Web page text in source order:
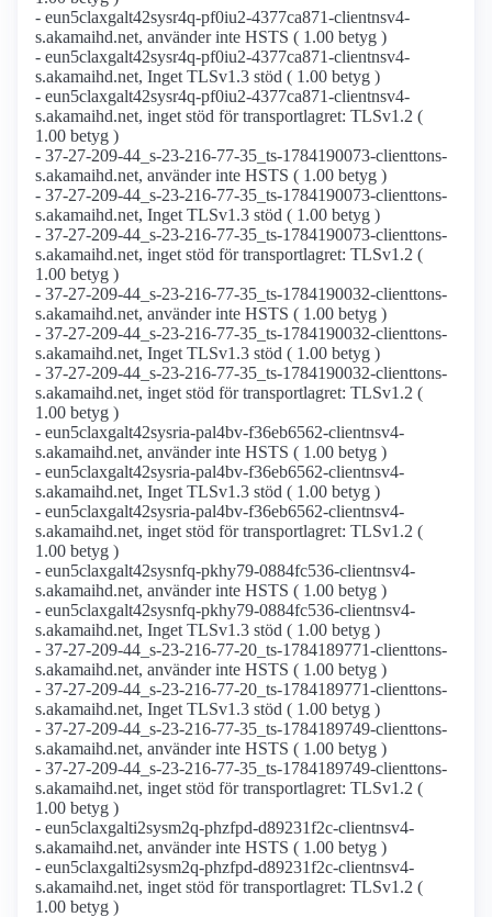
- eun5claxgalt42sysr4q-pf0iu2-4377ca871-clientnsv4-
s.akamaihd.net, använder inte HSTS ( 1.00 betyg )
- eun5claxgalt42sysr4q-pf0iu2-4377ca871-clientnsv4-
s.akamaihd.net, Inget TLSv1.3 stöd ( 1.00 betyg )
- eun5claxgalt42sysr4q-pf0iu2-4377ca871-clientnsv4-
s.akamaihd.net, inget stöd för transportlagret: TLSv1.2 (
1.00 betyg )
- 37-27-209-44_s-23-216-77-35_ts-1784190073-clienttons-
s.akamaihd.net, använder inte HSTS ( 1.00 betyg )
- 37-27-209-44_s-23-216-77-35_ts-1784190073-clienttons-
s.akamaihd.net, Inget TLSv1.3 stöd ( 1.00 betyg )
- 37-27-209-44_s-23-216-77-35_ts-1784190073-clienttons-
s.akamaihd.net, inget stöd för transportlagret: TLSv1.2 (
1.00 betyg )
- 37-27-209-44_s-23-216-77-35_ts-1784190032-clienttons-
s.akamaihd.net, använder inte HSTS ( 1.00 betyg )
- 37-27-209-44_s-23-216-77-35_ts-1784190032-clienttons-
s.akamaihd.net, Inget TLSv1.3 stöd ( 1.00 betyg )
- 37-27-209-44_s-23-216-77-35_ts-1784190032-clienttons-
s.akamaihd.net, inget stöd för transportlagret: TLSv1.2 (
1.00 betyg )
- eun5claxgalt42sysria-pal4bv-f36eb6562-clientnsv4-
s.akamaihd.net, använder inte HSTS ( 1.00 betyg )
- eun5claxgalt42sysria-pal4bv-f36eb6562-clientnsv4-
s.akamaihd.net, Inget TLSv1.3 stöd ( 1.00 betyg )
- eun5claxgalt42sysria-pal4bv-f36eb6562-clientnsv4-
s.akamaihd.net, inget stöd för transportlagret: TLSv1.2 (
1.00 betyg )
- eun5claxgalt42sysnfq-pkhy79-0884fc536-clientnsv4-
s.akamaihd.net, använder inte HSTS ( 1.00 betyg )
- eun5claxgalt42sysnfq-pkhy79-0884fc536-clientnsv4-
s.akamaihd.net, Inget TLSv1.3 stöd ( 1.00 betyg )
- 37-27-209-44_s-23-216-77-20_ts-1784189771-clienttons-
s.akamaihd.net, använder inte HSTS ( 1.00 betyg )
- 37-27-209-44_s-23-216-77-20_ts-1784189771-clienttons-
s.akamaihd.net, Inget TLSv1.3 stöd ( 1.00 betyg )
- 37-27-209-44_s-23-216-77-35_ts-1784189749-clienttons-
s.akamaihd.net, använder inte HSTS ( 1.00 betyg )
- 37-27-209-44_s-23-216-77-35_ts-1784189749-clienttons-
s.akamaihd.net, inget stöd för transportlagret: TLSv1.2 (
1.00 betyg )
- eun5claxgalti2sysm2q-phzfpd-d89231f2c-clientnsv4-
s.akamaihd.net, använder inte HSTS ( 1.00 betyg )
- eun5claxgalti2sysm2q-phzfpd-d89231f2c-clientnsv4-
s.akamaihd.net, inget stöd för transportlagret: TLSv1.2 (
1.00 betyg )